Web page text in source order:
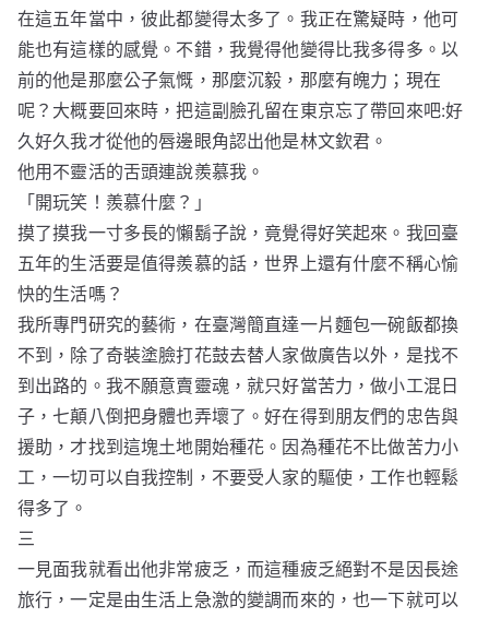
在這五年當中，彼此都變得太多了。我正在驚疑時，他可
能也有這樣的感覺。不錯，我覺得他變得比我多得多。以
前的他是那麼公子氣慨，那麼沉毅，那麼有魄力；現在
呢？大概要回來時，把這副臉孔留在東京忘了帶回來吧:好
久好久我才從他的唇邊眼角認出他是林文欽君。
他用不靈活的舌頭連說羨慕我。
「開玩笑！羨慕什麼？」
摸了摸我一寸多長的懶鬍子說，竟覺得好笑起來。我回臺
五年的生活要是值得羨慕的話，世界上還有什麼不稱心愉
快的生活嗎？
我所專門研究的藝術，在臺灣簡直達一片麵包一碗飯都換
不到，除了奇裝塗臉打花鼓去替人家做廣告以外，是找不
到出路的。我不願意賣靈魂，就只好當苦力，做小工混日
子，七顛八倒把身體也弄壞了。好在得到朋友們的忠告與
援助，才找到這塊土地開始種花。因為種花不比做苦力小
工，一切可以自我控制，不要受人家的驅使，工作也輕鬆
得多了。
三
一見面我就看出他非常疲乏，而這種疲乏絕對不是因長途
旅行，一定是由生活上急激的變調而來的，也一下就可以